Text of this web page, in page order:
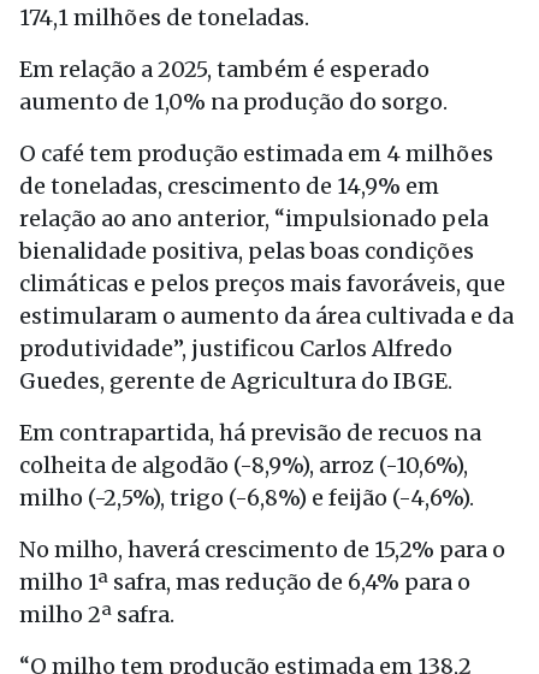
174,1 milhões de toneladas.
Em relação a 2025, também é esperado
aumento de 1,0% na produção do sorgo.
O café tem produção estimada em 4 milhões
de toneladas, crescimento de 14,9% em
relação ao ano anterior, “impulsionado pela
bienalidade positiva, pelas boas condições
climáticas e pelos preços mais favoráveis, que
estimularam o aumento da área cultivada e da
produtividade”, justificou Carlos Alfredo
Guedes, gerente de Agricultura do IBGE.
Em contrapartida, há previsão de recuos na
colheita de algodão (-8,9%), arroz (-10,6%),
milho (-2,5%), trigo (-6,8%) e feijão (-4,6%).
No milho, haverá crescimento de 15,2% para o
milho 1ª safra, mas redução de 6,4% para o
milho 2ª safra.
“O milho tem produção estimada em 138,2